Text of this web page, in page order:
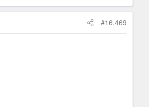
#16,469